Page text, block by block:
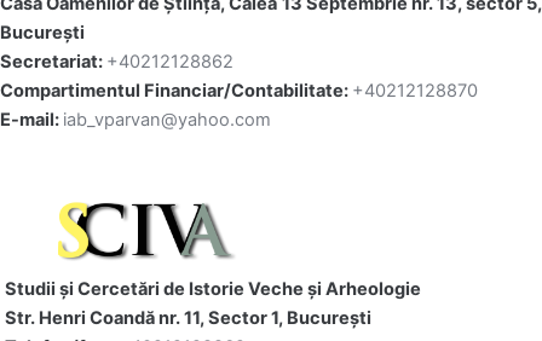
București
Secretariat: +40212128862
Compartimentul Financiar/Contabilitate: +40212128870
E-mail: iab_vparvan@yahoo.com
Studii și Cercetări de Istorie Veche și Arheologie
Str. Henri Coandă nr. 11, Sector 1, Bucureşti